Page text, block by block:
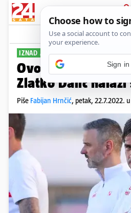
Sport
IZNAD AFRIKANACA
Ovo su plaće
Zlatko Dalić nalazi
Piše Fabijan Hrnčić, petak, 22.7.2022.
Sign